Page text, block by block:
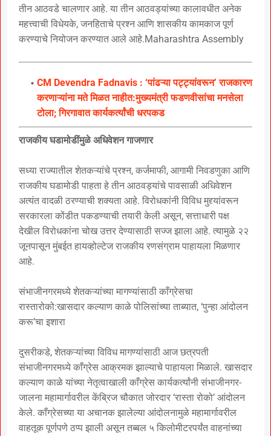
तीन आठवडे चालणार आहे. या तीन आठवड्यांच्या कालावधीत अनेक
महत्त्वाची विधेयके, जनहिताचे प्रश्न आणि शासकीय कामकाज पूर्ण
करण्याचे नियोजन करण्यात आले आहे.Maharashtra Assembly
CM Devendra Fadnavis : ‘पांढऱ्या पट्ट्यांवरून’ राजकारण
करणाऱ्यांना मते मिळत नाहीत:मुख्यमंत्री फडणवीसांचा मनसेला
टोला; गिरगावात कार्यकर्त्यांची धरपकड
राजकीय घडामोडींमुळे अधिवेशन गाजणार
सध्या राज्यातील शेतकऱ्यांचे प्रश्न, कर्जमाफी, आगामी निवडणुका आणि
राजकीय घडामोडी पाहता हे तीन आठवड्यांचे पावसाळी अधिवेशन
अत्यंत वादळी ठरण्याची शक्यता आहे. विरोधकांनी विविध मुद्द्यांवरून
सरकारला कोंडीत पकडण्याची तयारी केली असून, सत्ताधारी पक्ष
देखील विरोधकांना चोख उत्तर देण्यासाठी सज्ज झाला आहे. त्यामुळे २२
जूनपासून मुंबईत हायव्होल्टेज राजकीय रणसंग्राम पाहायला मिळणार
आहे.
संभाजीनगरमध्ये शेतकऱ्यांच्या मागण्यांसाठी काँग्रेसचा
रास्तारोको:खासदार कल्याण काळे पोलिसांच्या ताब्यात, ‘पुन्हा आंदोलन
करू’चा इशारा
दुसरीकडे, शेतकऱ्यांच्या विविध मागण्यांसाठी आज छत्रपती
संभाजीनगरमध्ये काँग्रेस आक्रमक झाल्याचे पाहायला मिळाले. खासदार
कल्याण काळे यांच्या नेतृत्वाखाली काँग्रेस कार्यकर्त्यांनी संभाजीनगर-
जालना महामार्गावरील केंब्रिज चौकात जोरदार ‘रास्ता रोको’ आंदोलन
केले. काँग्रेसच्या या अचानक झालेल्या आंदोलनामुळे महामार्गावरील
वाहतूक पूर्णपणे ठप्प झाली असून तब्बल ५ किलोमीटरपर्यंत वाहनांच्या